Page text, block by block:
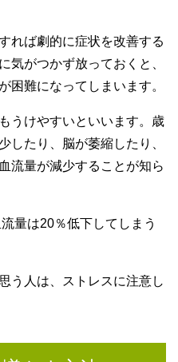
れば劇的に症状を改善する
気がつかず放っておくと、
困難になってしまいます。
うけやすいといいます。歳
したり、脳が萎縮したり、
流量が減少することが知ら
量は20％低下してしまう
う人は、ストレスに注意し